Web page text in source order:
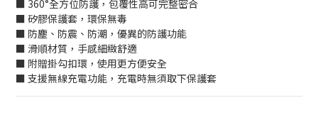
■ 360°全方位防護，包覆性高可完整密合
■ 矽膠保護套，環保無毒
■ 防塵、防震、防潮，優異的防護功能
■ 滑順材質，手感細緻舒適
■ 附贈掛勾扣環，使用更方便安全
■ 支援無線充電功能，充電時無須取下保護套